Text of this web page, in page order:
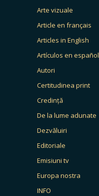
Arte vizuale
Article en français
Articles in English
Artículos en español
Autori
Certitudinea print
Credință
De la lume adunate
Dezvăluiri
Editoriale
Emisiuni tv
Europa nostra
INFO